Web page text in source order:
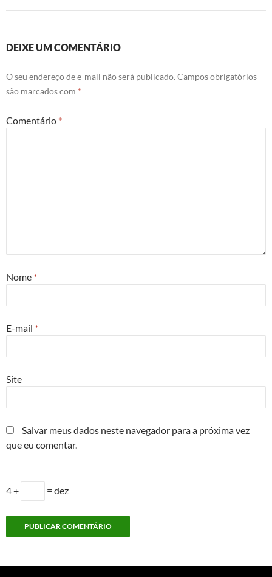
DEIXE UM COMENTÁRIO
O seu endereço de e-mail não será publicado. Campos obrigatórios
são marcados com *
Comentário *
Nome *
E-mail *
Site
Salvar meus dados neste navegador para a próxima vez
que eu comentar.
4 + = dez